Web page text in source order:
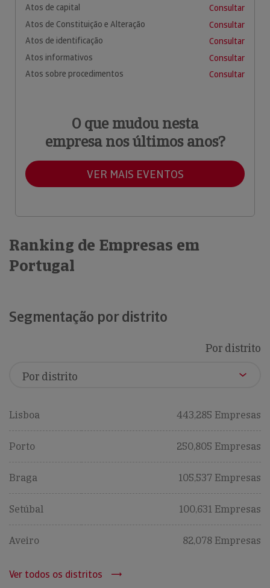
Atos de capital
Consultar
Atos de Constituição e Alteração
Consultar
Atos de identificação
Consultar
Atos informativos
Consultar
Atos sobre procedimentos
Consultar
O que mudou nesta
empresa nos últimos anos?
VER MAIS EVENTOS
Ranking de Empresas em
Portugal
Segmentação por distrito
Por distrito
Lisboa 443,285 Empresas
Porto 250,805 Empresas
Braga 105,537 Empresas
Setúbal 100,631 Empresas
Aveiro 82,078 Empresas
Ver todos os distritos